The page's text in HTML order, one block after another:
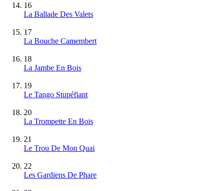
16
La Ballade Des Valets
17
La Bouche Camembert
18
La Jambe En Bois
19
Le Tango Stupéfiant
20
La Trompette En Bois
21
Le Trou De Mon Quai
22
Les Gardiens De Phare